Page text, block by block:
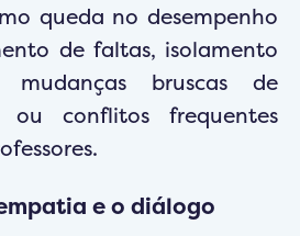
queda no desempenho
de faltas, isolamento
mudanças bruscas de
ou conflitos frequentes
e o diálogo